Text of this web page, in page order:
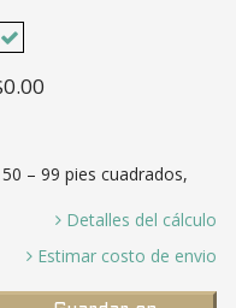
50 – 99 pies cuadrados,
Detalles del cálculo
por mosaico =
Estimar costo de envio
a puerto en LA